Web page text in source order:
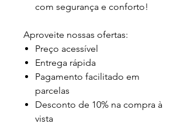
com segurança e conforto!
Aproveite nossas ofertas:
Preço acessível
Entrega rápida
Pagamento facilitado em
parcelas
Desconto de 10% na compra à
vista